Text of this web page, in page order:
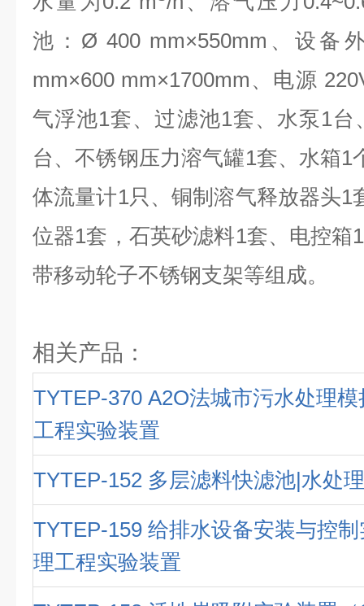
池：Ø 400 mm×550mm、设备
mm×600 mm×1700mm、电源
气浮池1套、过滤池1套、水泵1
台、不锈钢压力溶气罐1套、水箱1
体流量计1只、铜制溶气释放器头1
位器1套，石英砂滤料1套、电控箱
带移动轮子不锈钢支架等组成。
相关产品：
TYTEP-370 A2O法城市污水处理
工程实验装置
TYTEP-152 多层滤料快滤池|水处
TYTEP-159 给排水设备安装与控
理工程实验装置